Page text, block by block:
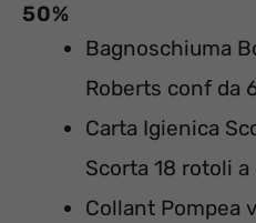
50%
Bagnoschiuma
Roberts conf da
Carta Igienica
Scorta 18 rotoli a
Collant Pompea